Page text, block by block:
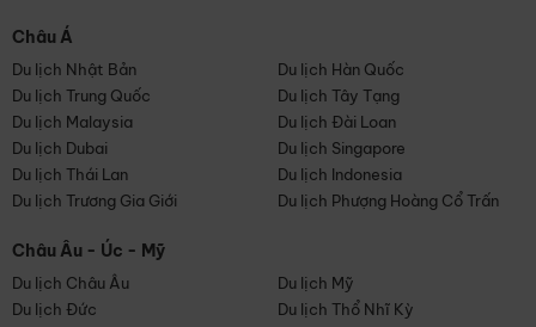
Châu Á
Du lịch Nhật Bản
Du lịch Hàn Quốc
Du lịch Trung Quốc
Du lịch Tây Tạng
Du lịch Malaysia
Du lịch Đài Loan
Du lịch Dubai
Du lịch Singapore
Du lịch Thái Lan
Du lịch Indonesia
Du lịch Trương Gia Giới
Du lịch Phượng Hoàng Cổ Trấn
Châu Âu - Úc - Mỹ
Du lịch Châu Âu
Du lịch Mỹ
Du lịch Đức
Du lịch Thổ Nhĩ Kỳ